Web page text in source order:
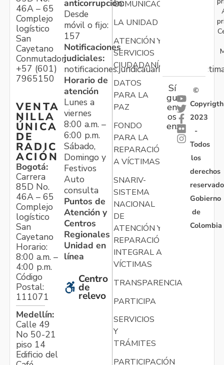
46A – 65
Complejo
logístico
San
Cayetano
Conmutador:
+57 (601)
7965150
VENTA
NILLA
ÚNICA
DE
RADIC
ACIÓN
Bogotá:
Carrera
85D No.
46A – 65
Complejo
logístico
San
Cayetano
Horario:
8:00 a.m. –
4:00 p.m.
Código
Postal:
111071
Medellín:
Calle 49
No 50-21
piso 14
Edificio del
anticorrupción:
Desde
móvil o fijo:
157
Notificaciones
judiciales:
Horario de
atención
Lunes a
viernes
8:00 a.m. –
6:00 p.m.
Sábado,
Domingo y
Festivos
Auto
consulta
Puntos de
Atención y
Centros
Regionales
Unidad en
línea
Centro
de
relevo
COMUNICACIONES
LA UNIDAD
ATENCIÓN Y
SERVICIOS
CIUDADANÍA
DATOS
PARA LA
PAZ
FONDO
PARA LA
REPARACIÓN
A VÍCTIMAS
SNARIV-
SISTEMA
NACIONAL
DE
ATENCIÓN Y
REPARACIÓN
INTEGRAL A
VÍCTIMAS
TRANSPARENCIA
PARTICIPA
SERVICIOS
Y
TRÁMITES
PARTICIPACIÓN
Sí
gu
en
os
en:
©
Copyrigth
2023
-
Todos
los
derechos
Gobierno
de
Colombia